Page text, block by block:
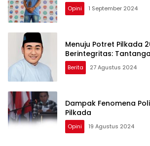
Opini 1 September 2024
Menuju Potret Pilkada
Berintegritas:
Berita 27 Agustus 2024
Dampak Fenomena
Pilkada
Opini 19 Agustus 2024